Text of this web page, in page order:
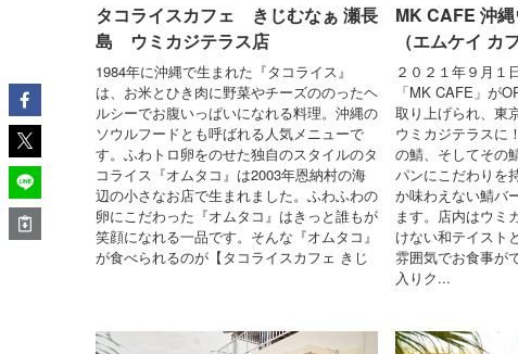
タコライスカフェ きじむなぁ 瀬長
島 ウミカジテラス店
1984年に沖縄で生まれた『タコライス』
は、お米とひき肉に野菜やチーズののったヘ
ルシーでお腹いっぱいになれる料理。沖縄の
ソウルフードとも呼ばれる人気メニューで
す。ふわトロ卵をのせた独自のスタイルのタ
コライス『オムタコ』は2003年恩納村の海
辺の小さなお店で生まれました。ふわふわの
卵にこだわった『オムタコ』はきっと誰もが
笑顔になれる一品です。そんな『オムタコ』
が食べられるのが【タコライスカフェ きじ
MK CAFE 沖
（エムケイ カ
２０２１年９月１
「MK CAFE」が
取り上げられ、東
ウミカジテラスに
の鯖、そしてその
パンにこだわりを
か味わえない鯖バ
ます。店内はウミ
けない和テイスト
雰囲気でお食事が
入りク...